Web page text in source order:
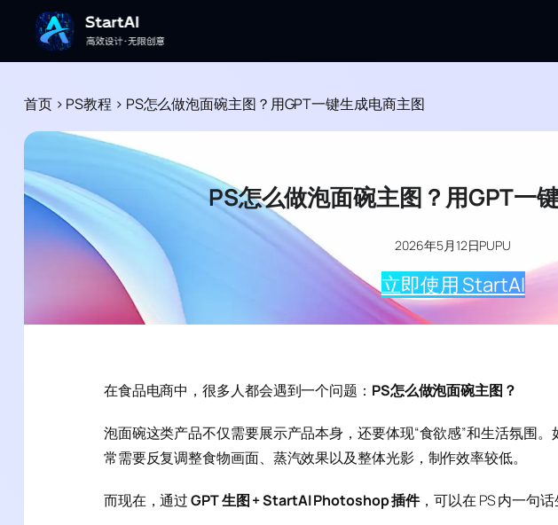
首页 > PS教程 > PS怎么做泡面碗主图？用GPT一键生成电商主图
PS怎么做泡面碗主图？用GPT一
2026年5月12日PUPU
立即使用 StartAI
在食品电商中，很多人都会遇到一个问题： PS怎么做泡面碗主图？
泡面碗这类产品不仅需要展示产品本身，还要体现“食欲感”和生活氛围
常需要反复调整食物画面、蒸汽效果以及整体光影，制作效率较低。
而现在，通过GPT 生图 + StartAI Photoshop 插件，可以在 PS 内一句